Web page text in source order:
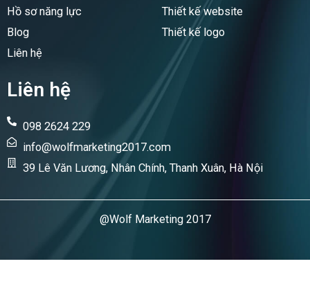
Hồ sơ năng lực
Blog
Liên hệ
Thiết kế website
Thiết kế logo
Liên hệ
098 2624 229
info@wolfmarketing2017.com
39 Lê Văn Lương, Nhân Chính, Thanh Xuân, Hà Nội
@Wolf Marketing 2017